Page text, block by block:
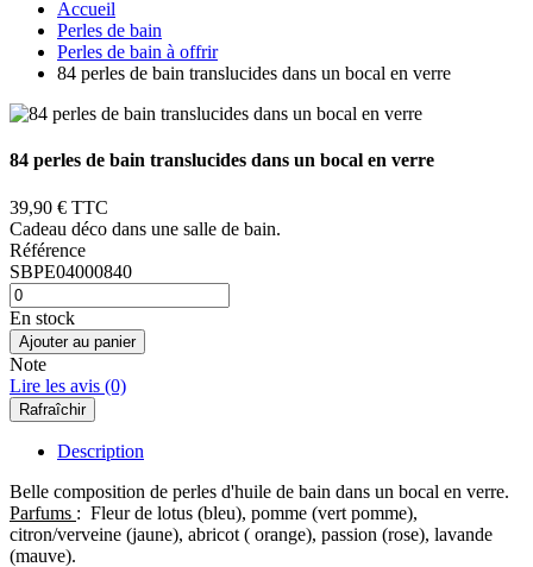
Accueil
Perles de bain
Perles de bain à offrir
84 perles de bain translucides dans un bocal en verre
84 perles de bain translucides dans un bocal en verre
39,90 € TTC
Cadeau déco dans une salle de bain.
Référence
SBPE04000840
En stock
Ajouter au panier
Note
Lire les avis (0)
Description
Belle composition de perles d'huile de bain dans un bocal en verre.
Parfums : Fleur de lotus (bleu), pomme (vert pomme),
citron/verveine (jaune), abricot ( orange), passion (rose), lavande
(mauve).